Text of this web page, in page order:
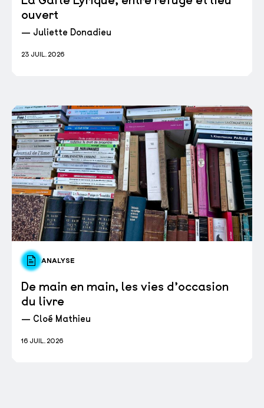
ouvert
— Juliette Donadieu
23 JUIL. 2026
ANALYSE
De main en main, les vies d’occasion
du livre
— Cloé Mathieu
16 JUIL. 2026